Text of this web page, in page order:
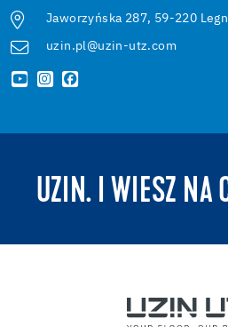
Jaworzyńska 287, 59-220
uzin.pl@uzin-utz.com
UZIN. I WIESZ NA